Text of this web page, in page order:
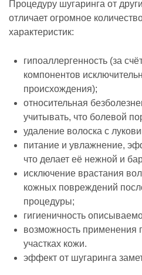
Процедуру шугаринга от
отличает огромное
характеристик:
гипоаллергенность (за
компонентов
происхождения);
относительная
учитывать, что болевой
удаление волоска с
питание и увлажнение,
что делает её нежной и
исключение врастания
кожных повреждений
процедуры;
гигиеничность
возможность применения
участках кожи.
эффект от шугаринга